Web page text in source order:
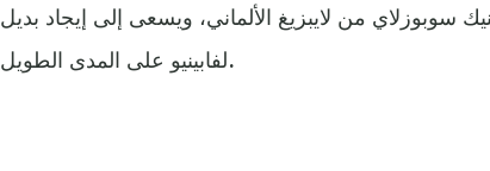
سوبوزلاي من لايبزيغ الألماني، ويسعى إلى إيجاد بديل
لفابينيو على المدى الطويل.